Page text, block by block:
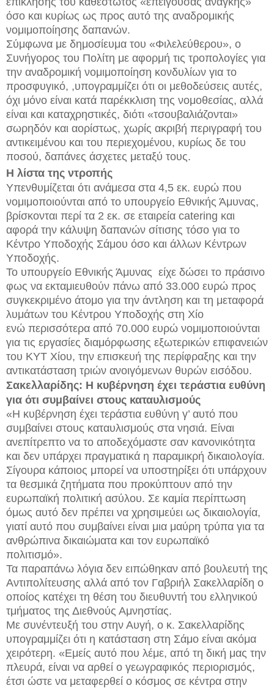
όσο και κυρίως ως προς αυτό της αναδρομικής
νομιμοποίησης δαπανών.
Σύμφωνα με δημοσίευμα του «Φιλελεύθερου», ο
Συνήγορος του Πολίτη με αφορμή τις τροπολογίες για
την αναδρομική νομιμοποίηση κονδυλίων για το
προσφυγικό, ,υπογραμμίζει ότι οι μεθοδεύσεις αυτές,
όχι μόνο είναι κατά παρέκκλιση της νομοθεσίας, αλλά
είναι και καταχρηστικές, διότι «τσουβαλιάζονται»
σωρηδόν και αορίστως, χωρίς ακριβή περιγραφή του
αντικειμένου και του περιεχομένου, κυρίως δε του
ποσού, δαπάνες άσχετες μεταξύ τους.
Η λίστα της ντροπής
Υπενθυμίζεται ότι ανάμεσα στα 4,5 εκ. ευρώ που
νομιμοποιούνται από το υπουργείο Εθνικής Άμυνας,
βρίσκονται περί τα 2 εκ. σε εταιρεία catering και
αφορά την κάλυψη δαπανών σίτισης τόσο για το
Κέντρο Υποδοχής Σάμου όσο και άλλων Κέντρων
Υποδοχής.
Το υπουργείο Εθνικής Άμυνας είχε δώσει το πράσινο
φως να εκταμιευθούν πάνω από 33.000 ευρώ προς
συγκεκριμένο άτομο για την άντληση και τη μεταφορά
λυμάτων του Κέντρου Υποδοχής στη Χίο
ενώ περισσότερα από 70.000 ευρώ νομιμοποιούνται
για τις εργασίες διαμόρφωσης εξωτερικών επιφανειών
του ΚΥΤ Χίου, την επισκευή της περίφραξης και την
αντικατάσταση τριών ανοιγόμενων θυρών εισόδου.
Σακελλαρίδης: Η κυβέρνηση έχει τεράστια ευθύνη
για ότι συμβαίνει στους καταυλισμούς
«Η κυβέρνηση έχει τεράστια ευθύνη γ’ αυτό που
συμβαίνει στους καταυλισμούς στα νησιά. Είναι
ανεπίτρεπτο να το αποδεχόμαστε σαν κανονικότητα
και δεν υπάρχει πραγματικά η παραμικρή δικαιολογία.
Σίγουρα κάποιος μπορεί να υποστηρίξει ότι υπάρχουν
τα θεσμικά ζητήματα που προκύπτουν από την
ευρωπαϊκή πολιτική ασύλου. Σε καμία περίπτωση
όμως αυτό δεν πρέπει να χρησιμεύει ως δικαιολογία,
γιατί αυτό που συμβαίνει είναι μια μαύρη τρύπα για τα
ανθρώπινα δικαιώματα και τον ευρωπαϊκό
πολιτισμό».
Τα παραπάνω λόγια δεν ειπώθηκαν από βουλευτή της
Αντιπολίτευσης αλλά από τον Γαβριήλ Σακελλαρίδη ο
οποίος κατέχει τη θέση του διευθυντή του ελληνικού
τμήματος της Διεθνούς Αμνηστίας.
Με συνέντευξή του στην Αυγή, ο κ. Σακελλαρίδης
υπογραμμίζει ότι η κατάσταση στη Σάμο είναι ακόμα
χειρότερη. «Εμείς αυτό που λέμε, από τη δική μας την
πλευρά, είναι να αρθεί ο γεωγραφικός περιορισμός,
έτσι ώστε να μεταφερθεί ο κόσμος σε κέντρα στην